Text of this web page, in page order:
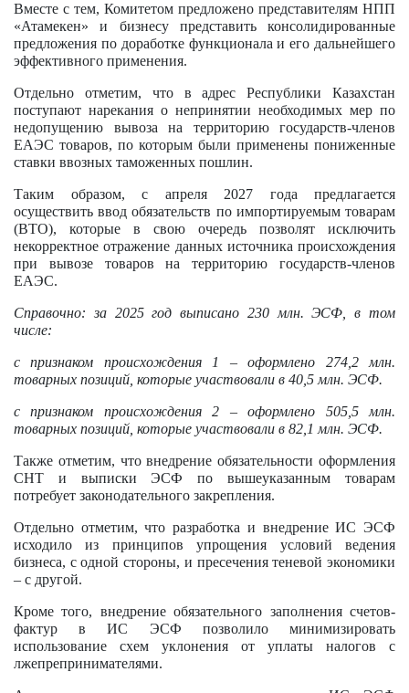
Вместе с тем, Комитетом предложено представителям НПП
«Атамекен» и бизнесу представить консолидированные
предложения по доработке функционала и его дальнейшего
эффективного применения.
Отдельно отметим, что в адрес Республики Казахстан
поступают нарекания о непринятии необходимых мер по
недопущению вывоза на территорию государств-членов
ЕАЭС товаров, по которым были применены пониженные
ставки ввозных таможенных пошлин.
Таким образом, с апреля 2027 года предлагается
осуществить ввод обязательств по импортируемым товарам
(ВТО), которые в свою очередь позволят исключить
некорректное отражение данных источника происхождения
при вывозе товаров на территорию государств-членов
ЕАЭС.
Справочно: за 2025 год выписано 230 млн. ЭСФ, в том
числе:
с признаком происхождения 1 – оформлено 274,2 млн.
товарных позиций, которые участвовали в 40,5 млн. ЭСФ.
с признаком происхождения 2 – оформлено 505,5 млн.
товарных позиций, которые участвовали в 82,1 млн. ЭСФ.
Также отметим, что внедрение обязательности оформления
СНТ и выписки ЭСФ по вышеуказанным товарам
потребует законодательного закрепления.
Отдельно отметим, что разработка и внедрение ИС ЭСФ
исходило из принципов упрощения условий ведения
бизнеса, с одной стороны, и пресечения теневой экономики
– с другой.
Кроме того, внедрение обязательного заполнения счетов-
фактур в ИС ЭСФ позволило минимизировать
использование схем уклонения от уплаты налогов с
лжепрепринимателями.